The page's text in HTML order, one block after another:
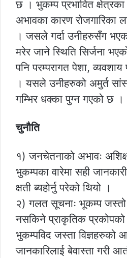
छ । भुकम्प प्रभावित
अभावका कारण रोजगारिका
। जसले गर्दा उनीहरुसँग
मरेर जाने स्थिति सिर्जना
पनि परम्परागत पेशा, व्यवशाय
। यसले उनीहरुको अमुर्त
गम्भिर धक्का पुग्न गएको छ ।
चुनौति
१) जनचेतनाको अभावः
भुकम्पका वारेमा सही
क्षती ब्यहोर्नु परेको थियो ।
२) गलत सूचनाः भूकम्प जस्तो
नसकिने प्राकृतिक प्रकोपको
भुकम्पविद जस्ता विज्ञहरुको
जानकारिलाई बेवास्ता गरी